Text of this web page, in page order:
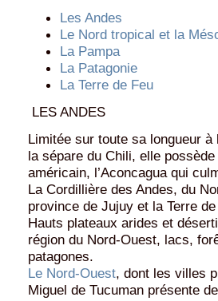
Les Andes
Le Nord tropical et la
La Pampa
La Patagonie
La Terre de Feu
LES ANDES
Limitée sur toute sa longueur
la sépare du Chili, elle
américain, l’Aconcagua qui
La Cordillière des Andes, du
province de Jujuy et la Terre
Hauts plateaux arides et
région du Nord-Ouest, lacs,
patagones.
Le Nord-Ouest, dont les villes
Miguel de Tucuman présente